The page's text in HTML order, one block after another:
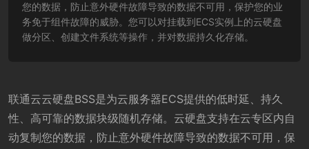
您的数据，防止意外硬件故障导致的数据不可用，保护您的业
务免于组件故障的威胁。您可以对挂载到ECS实例上的云硬盘
做分区、创建文件系统等操作，并对数据持久化存储。
联通云云硬盘BSS是为云服务器ECS提供的低时延、持久
性、高可靠的数据块级随机存储。云硬盘支持在云专区内自
动复制您的数据，防止意外硬件故障导致的数据不可用，保